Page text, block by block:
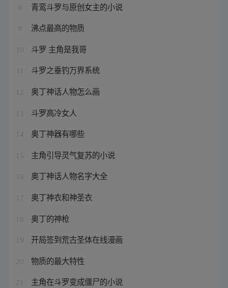
8 青鸾斗罗与原创女主的小说
9 沸点最高的物质
10 斗罗 主角是我哥
斗罗之垂钓万界系统
12 奥丁神话人物怎么画
13 斗罗高冷女人
14 奥丁神器有哪些
15 主角引导灵气复苏的小说
16 奥丁神话人物名字大全
17 奥丁神衣和神圣衣
18 奥丁的神枪
19 开局签到荒古圣体在线漫画
20 物质的最大特性
21 主角在斗罗变成僵尸的小说